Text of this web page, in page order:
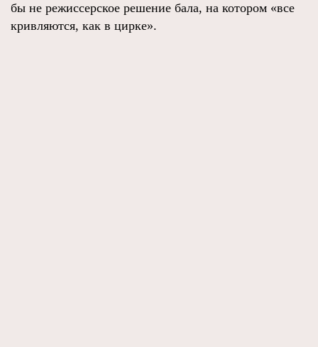
бы не режиссерское решение бала, на котором «все
кривляются, как в цирке».